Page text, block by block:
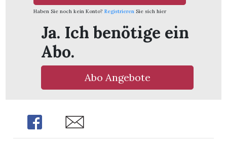
Haben Sie noch kein Konto? Registrieren Sie sich hier
Ja. Ich benötige ein
Abo.
Abo Angebote
Share Share